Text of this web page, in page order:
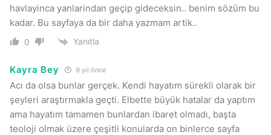
havlayinca yanlarindan geçip gideceksin.. benim sözüm bu
kadar. Bu sayfaya da bir daha yazmam artik..
0 Yanıtla
Kayra Bey 9 yıl önce
Acı da olsa bunlar gerçek. Kendi hayatım sürekli olarak bir
şeyleri araştırmakla geçti. Elbette büyük hatalar da yaptım
ama hayatım tamamen bunlardan ibaret olmadı, başta
teoloji olmak üzere çeşitli konularda on binlerce sayfa